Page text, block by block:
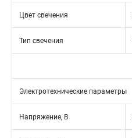
Цвет свечения
Тип свечения
Электротехнические параметры
Напряжение, В